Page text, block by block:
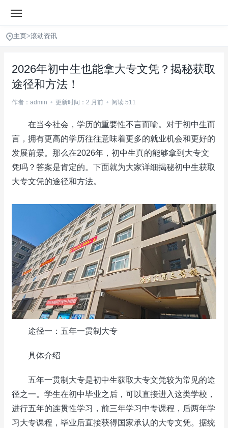
主页>滚动资讯
2026年初中生也能拿大专文凭？揭秘获取
途径和方法！
作者：admin • 更新时间：2 月前 • 阅读 511
在当今社会，学历的重要性不言而喻。对于初中生而
言，拥有更高的学历往往意味着更多的就业机会和更好的
发展前景。那么在2026年，初中生真的能够拿到大专文
凭吗？答案是肯定的。下面就为大家详细揭秘初中生获取
大专文凭的途径和方法。
途径一：五年一贯制大专
具体介绍
五年一贯制大专是初中生获取大专文凭较为常见的途
径之一。学生在初中毕业之后，可以直接进入这类学校，
进行五年的连贯性学习，前三年学习中专课程，后两年学
习大专课程，毕业后直接获得国家承认的大专文凭。据统